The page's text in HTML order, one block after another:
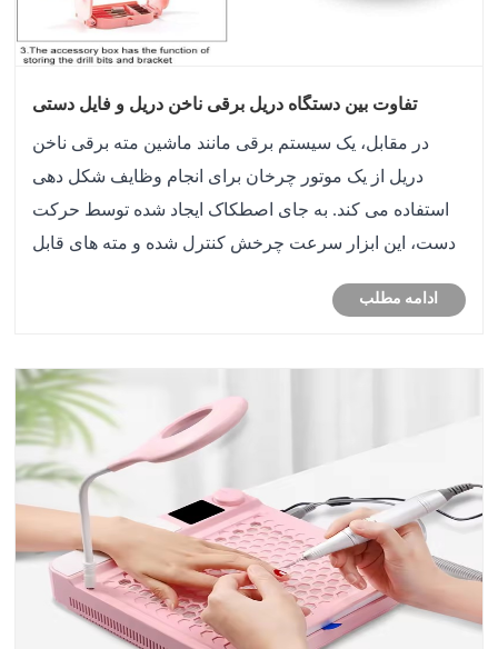
تفاوت بین دستگاه دریل برقی ناخن دریل و فایل دستی
در مقابل، یک سیستم برقی مانند ماشین مته برقی ناخن
دریل از یک موتور چرخان برای انجام وظایف شکل دهی
استفاده می کند. به جای اصطکاک ایجاد شده توسط حرکت
دست، این ابزار سرعت چرخش کنترل شده و مته های قابل
تفاوت اساسی هم جریان کار و هم ثبات نتیجه را تغییر ......
ادامه مطلب